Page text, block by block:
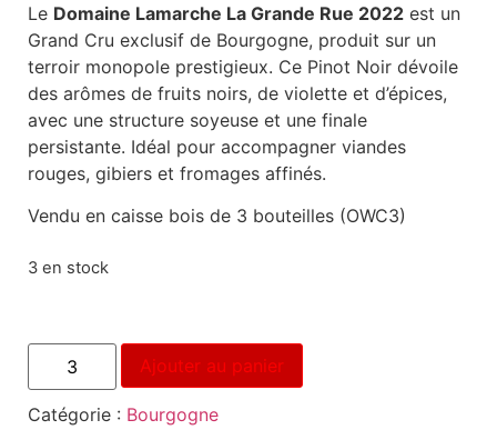
Le Domaine Lamarche La Grande Rue 2022 est un
Grand Cru exclusif de Bourgogne, produit sur un
terroir monopole prestigieux. Ce Pinot Noir dévoile
des arômes de fruits noirs, de violette et d’épices,
avec une structure soyeuse et une finale
persistante. Idéal pour accompagner viandes
rouges, gibiers et fromages affinés.
Vendu en caisse bois de 3 bouteilles (OWC3)
3 en stock
Ajouter au panier
Catégorie : Bourgogne